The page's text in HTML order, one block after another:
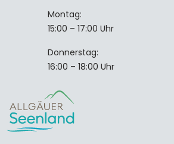
Montag:
15:00 – 17:00 Uhr
Donnerstag:
16:00 – 18:00 Uhr